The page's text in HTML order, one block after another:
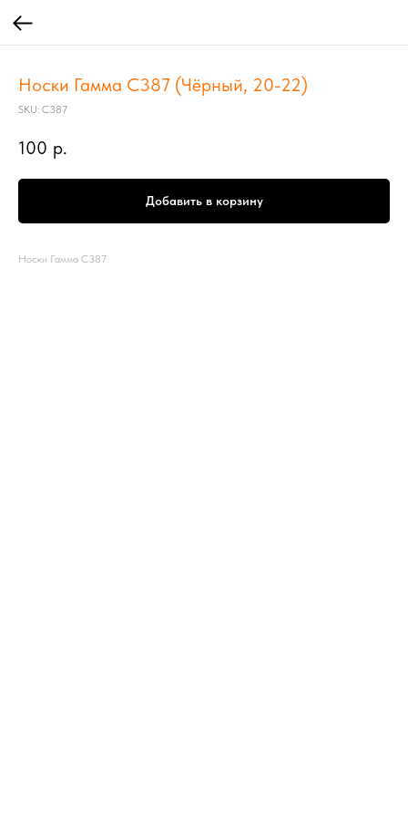
Носки Гамма С387 (Чёрный, 20-22)
SKU: С387
100 р.
Добавить в корзину
Носки Гамма С387